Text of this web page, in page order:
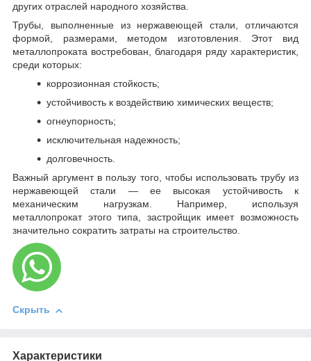
других отраслей народного хозяйства.
Трубы, выполненные из нержавеющей стали, отличаются
формой, размерами, методом изготовления. Этот вид
металлопроката востребован, благодаря ряду характеристик,
среди которых:
коррозионная стойкость;
устойчивость к воздействию химических веществ;
огнеупорность;
исключительная надежность;
долговечность.
Важный аргумент в пользу того, чтобы использовать трубу из
нержавеющей стали — ее высокая устойчивость к
механическим нагрузкам. Например, используя
металлопрокат этого типа, застройщик имеет возможность
значительно сократить затраты на строительство.
Скрыть
Характеристики